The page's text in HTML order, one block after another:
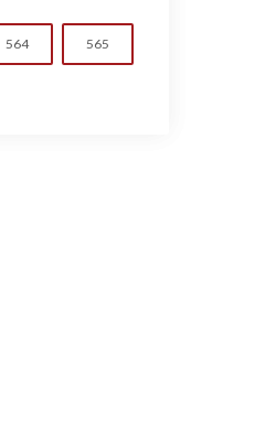
564 565